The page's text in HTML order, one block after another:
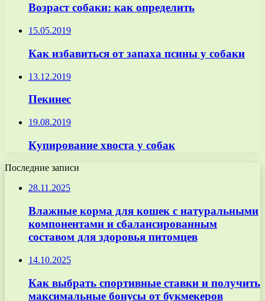
Возраст собаки: как определить
15.05.2019
Как избавиться от запаха псины у собаки
13.12.2019
Пекинес
19.08.2019
Купирование хвоста у собак
Последние записи
28.11.2025
Влажные корма для кошек с натуральными
компонентами и сбалансированным
составом для здоровья питомцев
14.10.2025
Как выбрать спортивные ставки и получить
максимальные бонусы от букмекеров